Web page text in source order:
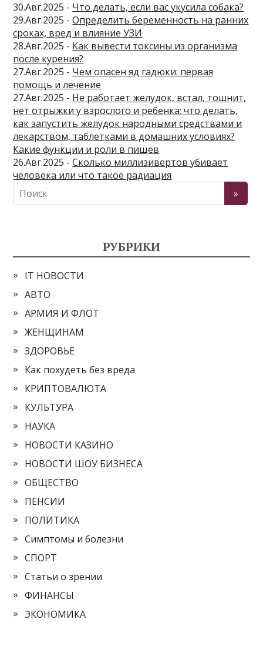
30.Авг.2025 - Что делать, если вас укусила собака?
29.Авг.2025 -Определить беременность на ранних
сроках, вред и влияние УЗИ
28.Авг.2025 - Как вывести токсины из организма
после курения?
27.Авг.2025 - Чем опасен яд гадюки: первая
помощь и лечение
27.Авг.2025 - Не работает желудок, встал, тошнит,
нет отрыжки у взрослого и ребенка: что делать,
как запустить желудок народными средствами и
лекарством, таблетками в домашних условиях?
Какие функции и роли в пищев
26.Авг.2025 -Сколько миллизивертов убивает
человека или что такое радиация
РУБРИКИ
IT НОВОСТИ
АВТО
АРМИЯ И ФЛОТ
ЖЕНЩИНАМ
ЗДОРОВЬЕ
Как похудеть без вреда
КРИПТОВАЛЮТА
КУЛЬТУРА
НАУКА
НОВОСТИ КАЗИНО
НОВОСТИ ШОУ БИЗНЕСА
ОБЩЕСТВО
ПЕНСИИ
ПОЛИТИКА
Симптомы и болезни
СПОРТ
Статьи о зрении
ФИНАНСЫ
ЭКОНОМИКА